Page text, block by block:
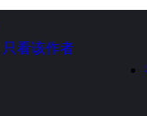
只看该作者